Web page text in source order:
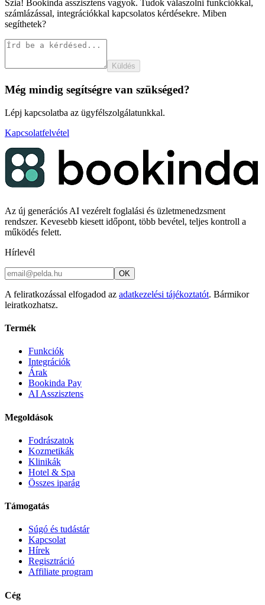
Szia! Bookinda asszisztens vagyok. Tudok válaszolni funkciókkal,
számlázással, integrációkkal kapcsolatos kérdésekre. Miben
segíthetek?
Küldés
Még mindig segítségre van szükséged?
Lépj kapcsolatba az ügyfélszolgálatunkkal.
Kapcsolatfelvétel
Az új generációs AI vezérelt foglalási és üzletmenedzsment
rendszer. Kevesebb kiesett időpont, több bevétel, teljes kontroll a
működés felett.
Hírlevél
OK
A feliratkozással elfogadod az adatkezelési tájékoztatót. Bármikor
leiratkozhatsz.
Termék
Funkciók
Integrációk
Árak
Bookinda Pay
AI Asszisztens
Megoldások
Fodrászatok
Kozmetikák
Klinikák
Hotel & Spa
Összes iparág
Támogatás
Súgó és tudástár
Kapcsolat
Hírek
Regisztráció
Affiliate program
Cég